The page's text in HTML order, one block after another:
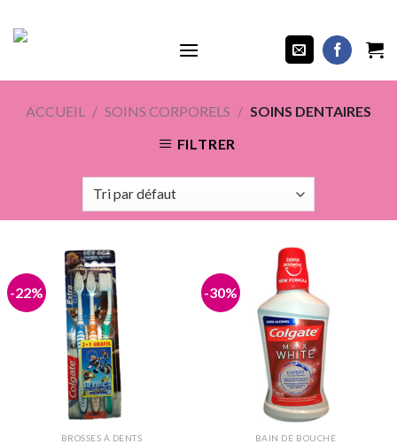
ACCUEIL / SOINS CORPORELS / SOINS DENTAIRES
FILTRER
-22%
BROSSES À DENTS
-30%
BAIN DE BOUCHE